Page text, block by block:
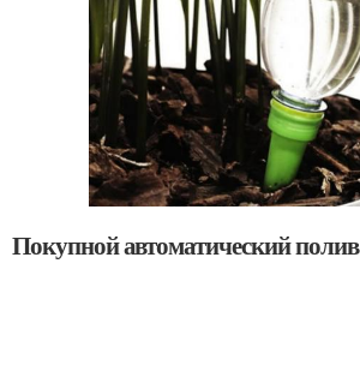
Покупной автоматический полив